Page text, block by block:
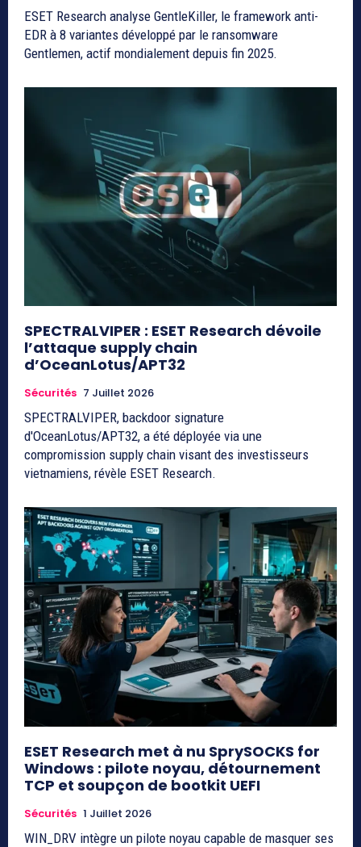
ESET Research analyse GentleKiller, le framework anti-
EDR à 8 variantes développé par le ransomware
Gentlemen, actif mondialement depuis fin 2025.
SPECTRALVIPER : ESET Research dévoile
l’attaque supply chain
d’OceanLotus/APT32
Sécurités 7 Juillet 2026
SPECTRALVIPER, backdoor signature
d'OceanLotus/APT32, a été déployée via une
compromission supply chain visant des investisseurs
vietnamiens, révèle ESET Research.
ESET Research met à nu SprySOCKS for
Windows : pilote noyau, détournement
TCP et soupçon de bootkit UEFI
Sécurités 1 Juillet 2026
WIN_DRV intègre un pilote noyau capable de masquer ses